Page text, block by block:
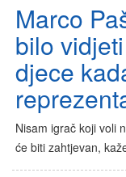
Marco
bilo
djece
Nisam igrač koji voli
će biti zahtjevan,